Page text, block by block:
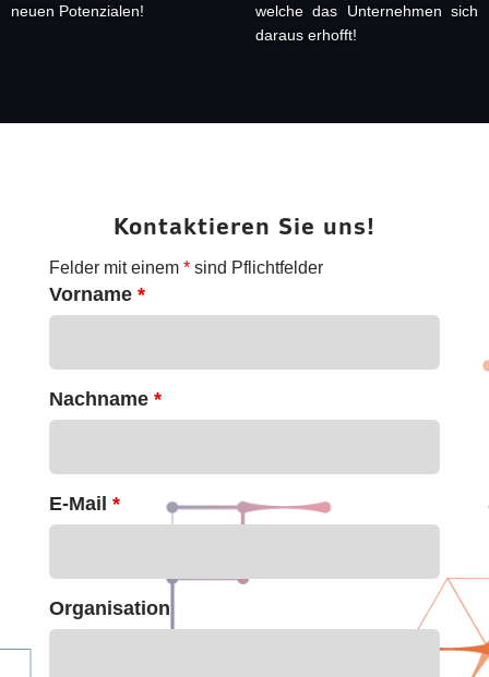
neuen Potenzialen!
welche das Unternehmen sich
daraus erhofft!
Kontaktieren Sie uns!
Felder mit einem *sind Pflichtfelder
Vorname *
Nachname *
E-Mail *
Organisation